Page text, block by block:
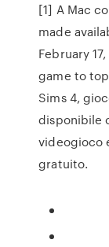
[1] A Mac
made
February
game to
Sims 4,
disponibile
videogioco
gratuito.